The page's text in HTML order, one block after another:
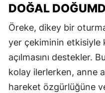
DOĞAL
Öreke, dikey bir
yer çekiminin etkisiyle
açılmasını destekler.
kolay ilerlerken, anne
hareket özgürlüğüne